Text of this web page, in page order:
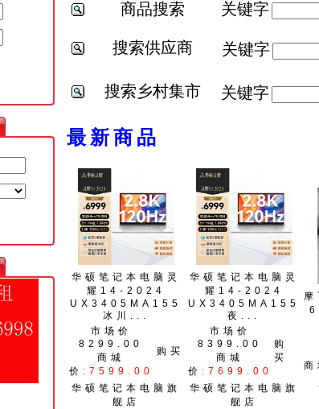
商品搜索 关键字
搜索供应商 关键字
搜索乡村集市 关键字
最新商
华硕笔记本电脑灵
耀14-2024
UX3405MA155
冰川...
市场价
8299.00
购买
商城
价 :7599.00
华硕笔记本电脑旗
舰店
华硕笔记本电脑灵
耀14-2024
UX3405MA155
夜...
市场价
8399.00
购
买
商城
价 :7699.00
华硕笔记本电脑旗
舰店
商